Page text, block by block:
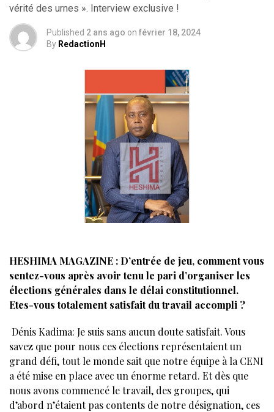
vérité des urnes ». Interview exclusive !
Published 2 ans ago on février 18, 2024
By RedactionH
HESHIMA MAGAZINE : D’entrée de jeu, comment vous
sentez-vous après avoir tenu le pari d’organiser les
élections générales dans le délai constitutionnel.
Etes-vous totalement satisfait du travail accompli ?
Dénis Kadima: Je suis sans aucun doute satisfait. Vous
savez que pour nous ces élections représentaient un
grand défi, tout le monde sait que notre équipe à la CENI
a été mise en place avec un énorme retard. Et dès que
nous avons commencé le travail, des groupes, qui
d’abord n’étaient pas contents de notre désignation, ces